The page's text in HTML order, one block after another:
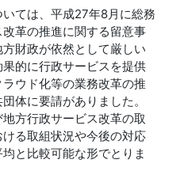
ては、平成27年8月に総務
革の推進に関する留意事
財政が依然として厳しい
的に行政サービスを提供
ウド化等の業務改革の推
体に要請がありました。
方行政サービス改革の取
る取組状況や今後の対応
と比較可能な形でとりま